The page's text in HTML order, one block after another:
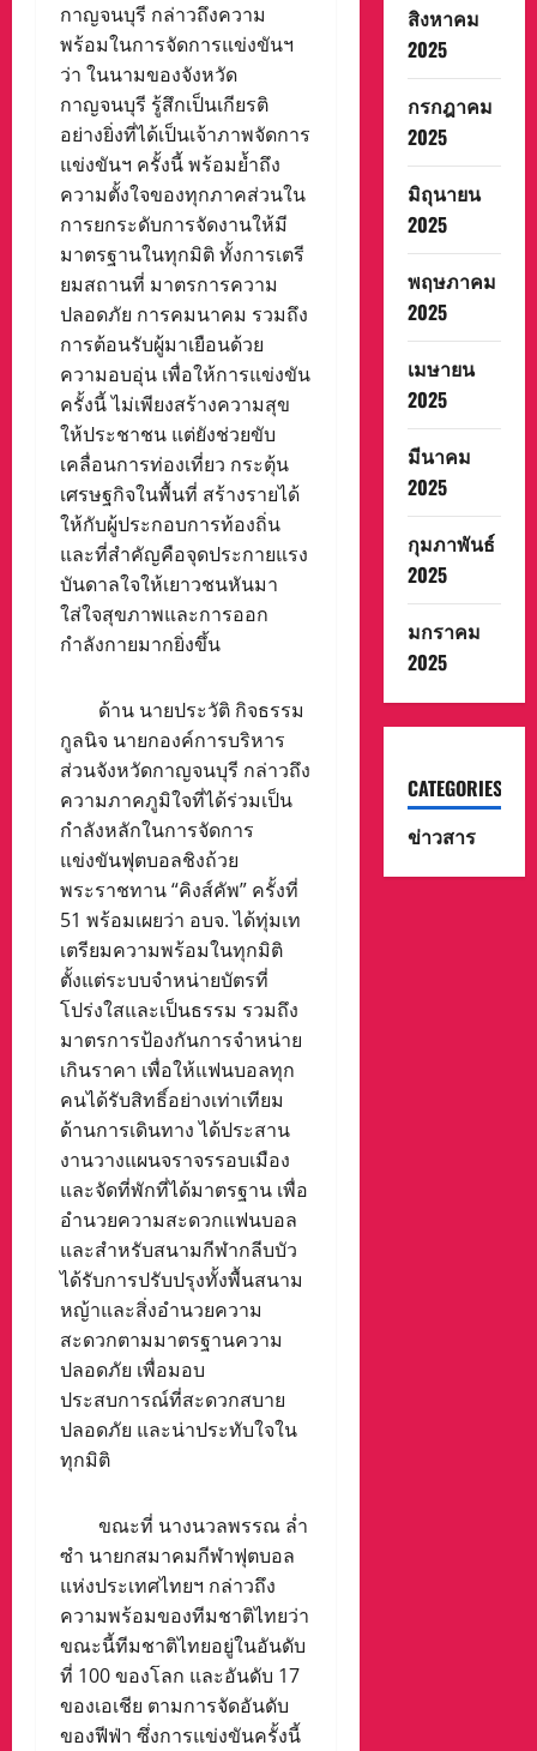
กาญจนบุรี กล่าวถึงความ
พร้อมในการจัดการแข่งขันฯ
ว่า ในนามของจังหวัด
กาญจนบุรี รู้สึกเป็นเกียรติ
อย่างยิ่งที่ได้เป็นเจ้าภาพจัดการ
แข่งขันฯ ครั้งนี้ พร้อมย้ำถึง
ความตั้งใจของทุกภาคส่วนใน
การยกระดับการจัดงานให้มี
มาตรฐานในทุกมิติ ทั้งการเตรี
ยมสถานที่ มาตรการความ
ปลอดภัย การคมนาคม รวมถึง
การต้อนรับผู้มาเยือนด้วย
ความอบอุ่น เพื่อให้การแข่งขัน
ครั้งนี้ ไม่เพียงสร้างความสุข
ให้ประชาชน แต่ยังช่วยขับ
เคลื่อนการท่องเที่ยว กระตุ้น
เศรษฐกิจในพื้นที่ สร้างรายได้
ให้กับผู้ประกอบการท้องถิ่น
และที่สำคัญคือจุดประกายแรง
บันดาลใจให้เยาวชนหันมา
ใส่ใจสุขภาพและการออก
กำลังกายมากยิ่งขึ้น
ด้าน นายประวัติ กิจธรรม
กูลนิจ นายกองค์การบริหาร
ส่วนจังหวัดกาญจนบุรี กล่าวถึง
ความภาคภูมิใจที่ได้ร่วมเป็น
กำลังหลักในการจัดการ
แข่งขันฟุตบอลชิงถ้วย
พระราชทาน “คิงส์คัพ” ครั้งที่
51 พร้อมเผยว่า อบจ. ได้ทุ่มเท
เตรียมความพร้อมในทุกมิติ
ตั้งแต่ระบบจำหน่ายบัตรที่
โปร่งใสและเป็นธรรม รวมถึง
มาตรการป้องกันการจำหน่าย
เกินราคา เพื่อให้แฟนบอลทุก
คนได้รับสิทธิ์อย่างเท่าเทียม
ด้านการเดินทาง ได้ประสาน
งานวางแผนจราจรรอบเมือง
และจัดที่พักที่ได้มาตรฐาน เพื่อ
อำนวยความสะดวกแฟนบอล
และสำหรับสนามกีฬากลีบบัว
ได้รับการปรับปรุงทั้งพื้นสนาม
หญ้าและสิ่งอำนวยความ
สะดวกตามมาตรฐานความ
ปลอดภัย เพื่อมอบ
ประสบการณ์ที่สะดวกสบาย
ปลอดภัย และน่าประทับใจใน
ทุกมิติ
ขณะที่ นางนวลพรรณ ล่ำ
ซำ นายกสมาคมกีฬาฟุตบอล
แห่งประเทศไทยฯ กล่าวถึง
ความพร้อมของทีมชาติไทยว่า
ขณะนี้ทีมชาติไทยอยู่ในอันดับ
ที่ 100 ของโลก และอันดับ 17
ของเอเชีย ตามการจัดอันดับ
ของฟีฟ่า ซึ่งการแข่งขันครั้งนี้
สิงหาคม
2025
กรกฎาคม
2025
มิถุนายน
2025
พฤษภาคม
2025
เมษายน
2025
มีนาคม
2025
กุมภาพันธ์
2025
มกราคม
2025
CATEGORIES
ข่าวสาร